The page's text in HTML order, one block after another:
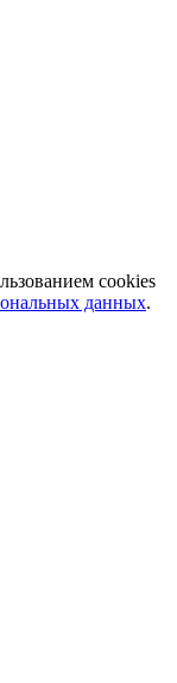
cookies
данных.